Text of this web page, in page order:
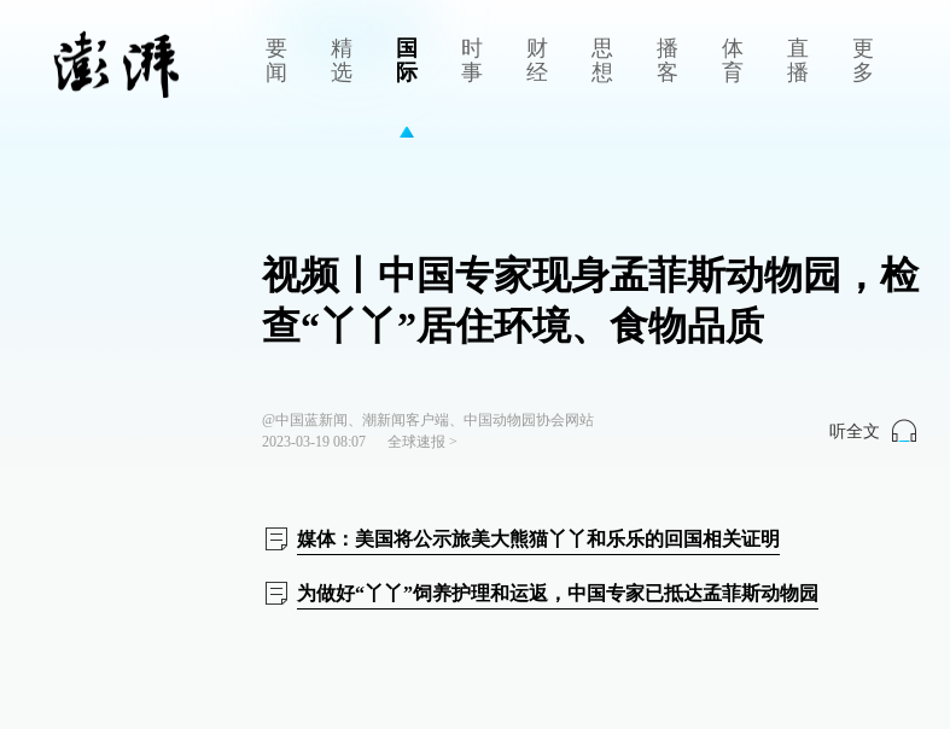
要
闻
精
选
国
际
时
事
财
经
思
想
播
客
体
育
直
播
更
多
视频丨中国专家现身孟菲斯动物园，检
查“丫丫”居住环境、食物品质
@中国蓝新闻、潮新闻客户端、中国动物园协会网站
2023-03-19 08:07
全球速报 >
听全文
媒体：美国将公示旅美大熊猫丫丫和乐乐的回国相关证明
为做好“丫丫”饲养护理和运返，中国专家已抵达孟菲斯动物园